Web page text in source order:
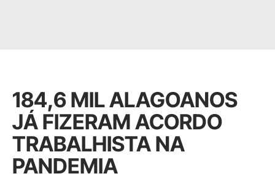
184,6 MIL ALAGOANOS
JÁ FIZERAM ACORDO
TRABALHISTA NA
PANDEMIA